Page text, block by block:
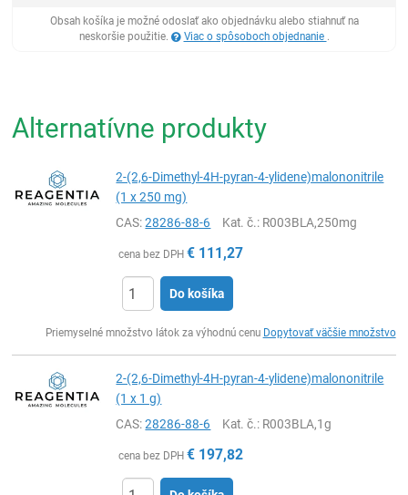
Obsah košíka je možné odoslať ako objednávku alebo stiahnuť na
neskoršie použitie.
Viac o spôsoboch objednanie .
Alternatívne produkty
2-(2,6-Dimethyl-4H-pyran-4-ylidene)malononitrile
(1 x 250 mg)
CAS:28286-88-6 Kat. č.: R003BLA,250mg
cena bez DPH € 111,27
Do košíka
Priemyselné množstvo látok za výhodnú cenu Dopytovať väčšie množstvo
2-(2,6-Dimethyl-4H-pyran-4-ylidene)malononitrile
(1 x 1 g)
CAS:28286-88-6 Kat. č.: R003BLA,1g
cena bez DPH € 197,82